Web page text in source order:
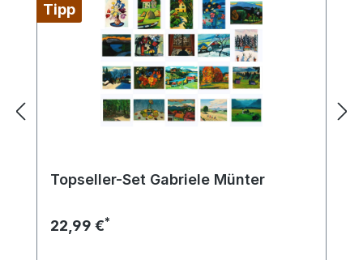
Tipp
Topseller-Set Gabriele Münter
22,99 €*